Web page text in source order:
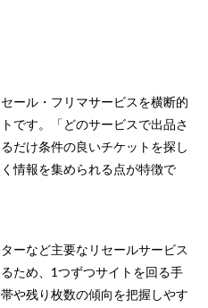
ール・フリマサービスを横断的
です。「どのサービスで出品さ
だけ条件の良いチケットを探し
情報を集められる点が特徴で
ーなど主要なリセールサービス
ため、1つずつサイトを回る手
や残り枚数の傾向を把握しやす